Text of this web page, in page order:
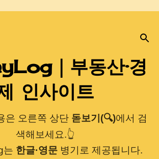
본 콘텐츠로 건너뛰기
｜부동산·경
인사이트
은 오른쪽 상단 돋보기(🔍)에서 검
색해보세요.👆
는 한글·영문 병기로 제공됩니다.